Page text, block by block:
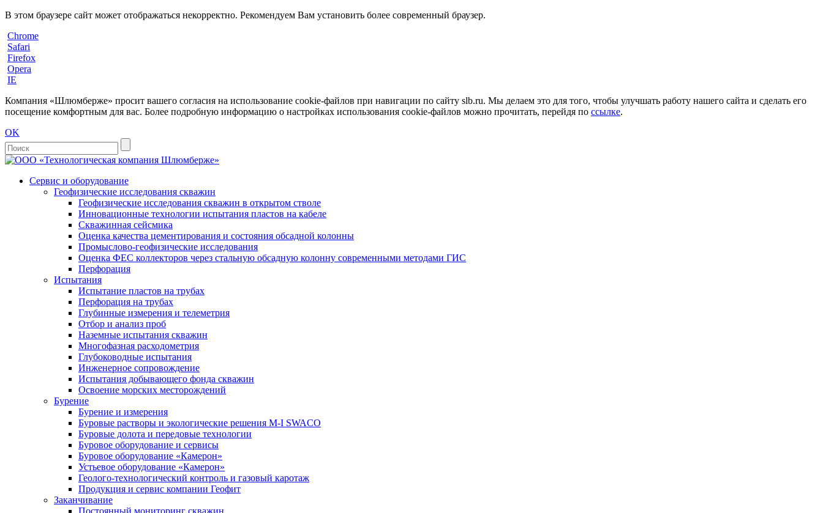
В этом браузере сайт может отображаться некорректно. Рекомендуем Вам установить более современный браузер.
Chrome
Safari
Firefox
Opera
IE
Компания «Шлюмберже» просит вашего согласия на использование cookie-файлов при навигации по сайту slb.ru. Мы делаем это для того, чтобы улучшать работу нашего сайта и сделать его
посещение комфортным для вас. Более подробную информацию о настройках использования cookie-файлов можно прочитать, перейдя по ссылке.
OK
Сервис и оборудование
Геофизические исследования скважин
Геофизические исследования скважин в открытом стволе
Инновационные технологии испытания пластов на кабеле
Скважинная сейсмика
Оценка качества цементирования и состояния обсадной колонны
Промыслово-геофизические исследования
Оценка ФЕС коллекторов через стальную обсадную колонну современными методами ГИС
Перфорация
Испытания
Испытание пластов на трубах
Перфорация на трубах
Глубинные измерения и телеметрия
Отбор и анализ проб
Наземные испытания скважин
Многофазная расходометрия
Глубоководные испытания
Инженерное сопровождение
Испытания добывающего фонда скважин
Освоение морских месторождений
Бурение
Бурение и измерения
Буровые растворы и экологические решения M-I SWACO
Буровые долота и передовые технологии
Буровое оборудование и сервисы
Буровое оборудование «Камерон»
Устьевое оборудование «Камерон»
Геолого-технологический контроль и газовый каротаж
Продукция и сервис компании Геофит
Заканчивание
Постоянный мониторинг скважин